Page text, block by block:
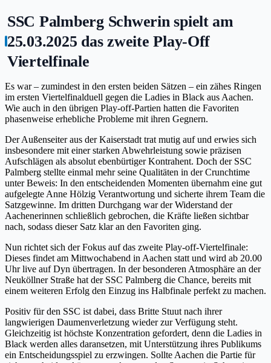
SSC Palmberg Schwerin spielt am
25.03.2025 das zweite Play-Off
Viertelfinale
Es war – zumindest in den ersten beiden Sätzen – ein zähes Ringen
im ersten Viertelfinalduell gegen die Ladies in Black aus Aachen.
Wie auch in den übrigen Play-off-Partien hatten die Favoriten
phasenweise erhebliche Probleme mit ihren Gegnern.
Der Außenseiter aus der Kaiserstadt trat mutig auf und erwies sich
insbesondere mit einer starken Abwehrleistung sowie präzisen
Aufschlägen als absolut ebenbürtiger Kontrahent. Doch der SSC
Palmberg stellte einmal mehr seine Qualitäten in der Crunchtime
unter Beweis: In den entscheidenden Momenten übernahm eine gut
aufgelegte Anne Hölzig Verantwortung und sicherte ihrem Team die
Satzgewinne. Im dritten Durchgang war der Widerstand der
Aachenerinnen schließlich gebrochen, die Kräfte ließen sichtbar
nach, sodass dieser Satz klar an den Favoriten ging.
Nun richtet sich der Fokus auf das zweite Play-off-Viertelfinale:
Dieses findet am Mittwochabend in Aachen statt und wird ab 20.00
Uhr live auf Dyn übertragen. In der besonderen Atmosphäre an der
Neuköllner Straße hat der SSC Palmberg die Chance, bereits mit
einem weiteren Erfolg den Einzug ins Halbfinale perfekt zu machen.
Positiv für den SSC ist dabei, dass Britte Stuut nach ihrer
langwierigen Daumenverletzung wieder zur Verfügung steht.
Gleichzeitig ist höchste Konzentration gefordert, denn die Ladies in
Black werden alles daransetzen, mit Unterstützung ihres Publikums
ein Entscheidungsspiel zu erzwingen. Sollte Aachen die Partie für